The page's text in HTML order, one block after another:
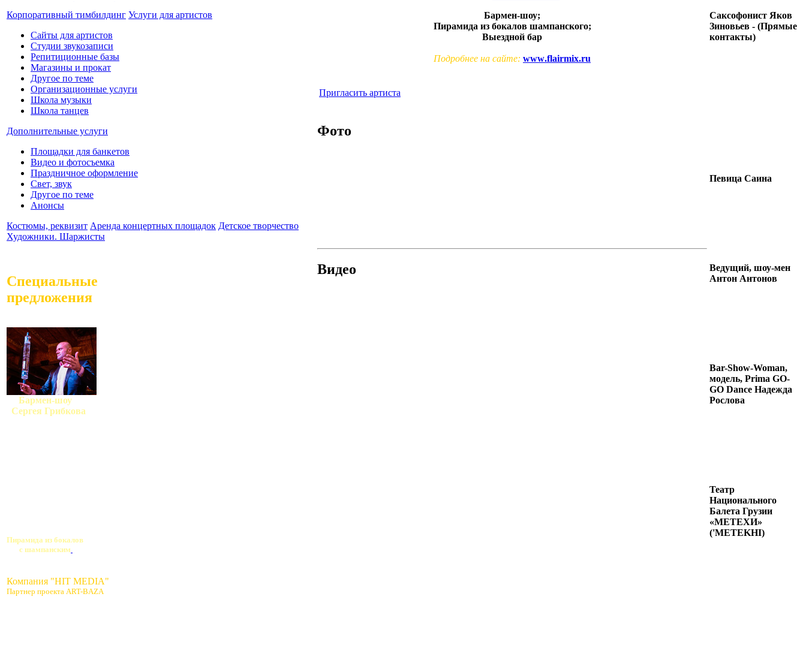
Корпоративный тимбилдинг Услуги для артистов
Сайты для артистов
Студии звукозаписи
Репитиционные базы
Магазины и прокат
Другое по теме
Организационные услуги
Школа музыки
Школа танцев
Дополнительные услуги
Площадки для банкетов
Видео и фотосъемка
Праздничное оформление
Свет, звук
Другое по теме
Анонсы
Костюмы, реквизит Аренда концертных площадок Детское творчество
Художники. Шаржисты
Специальные
предложения
Бармен-шоу
Сергея Грибкова
Пирамида из бокалов
с шампанским
Компания "HIT MEDIA"
Партнер проекта ART-BAZA
Бармен-шоу;
Пирамида из бокалов шампанского;
Выездной бар
Подробнее на сайте: www.flairmix.ru
Пригласить артиста
Фото
Видео
Саксофонист Яков
Зиновьев - (Прямые
контакты)
Певица Саина
Ведущий, шоу-мен
Антон Антонов
Bar-Show-Woman,
модель, Prima GO-
GO Dance Надежда
Рослова
Театр
Национального
Балета Грузии
«МЕТЕХИ»
('METEKHI)